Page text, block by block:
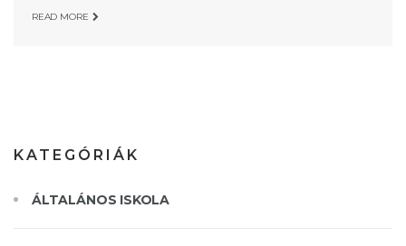
READ MORE
KATEGÓRIÁK
ÁLTALÁNOS ISKOLA